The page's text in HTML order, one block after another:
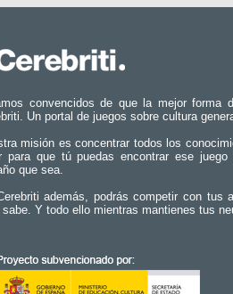
convencidos de que la mejor forma
Un portal de juegos sobre cultura
misión es concentrar todos los
para que tú puedas encontrar ese
que sea.
además, podrás competir con tus
sabe. Y todo ello mientras mantienes tus